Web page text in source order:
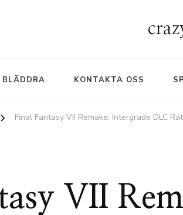
BLÄDDRA KONTAKTA OSS
Final Fantasy VII Remake: Intergrade DLC
VII